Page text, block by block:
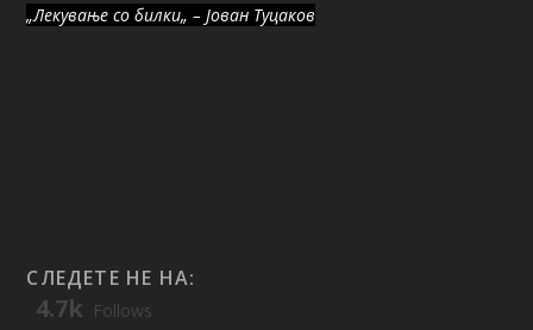
„Лекување со билки„ – Јован Туцаков
СЛЕДЕТЕ НЕ НА:
4.7k Follows